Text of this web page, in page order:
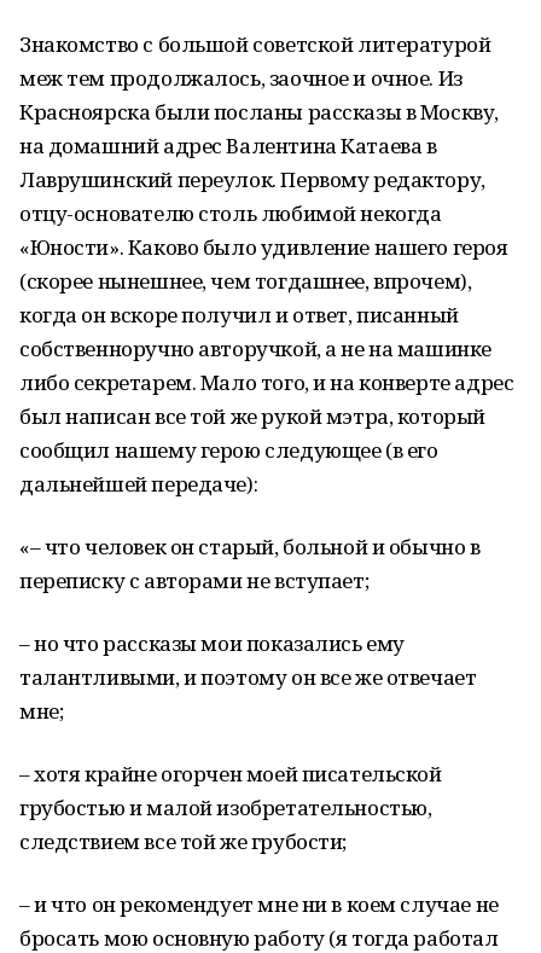
Знакомство с большой советской литературой
меж тем продолжалось, заочное и очное. Из
Красноярска были посланы рассказы в Москву,
на домашний адрес Валентина Катаева в
Лаврушинский переулок. Первому редактору,
отцу-основателю столь любимой некогда
«Юности». Каково было удивление нашего героя
(скорее нынешнее, чем тогдашнее, впрочем),
когда он вскоре получил и ответ, писанный
собственноручно авторучкой, а не на машинке
либо секретарем. Мало того, и на конверте адрес
был написан все той же рукой мэтра, который
сообщил нашему герою следующее (в его
дальнейшей передаче):
«– что человек он старый, больной и обычно в
переписку с авторами не вступает;
– но что рассказы мои показались ему
талантливыми, и поэтому он все же отвечает
мне;
– хотя крайне огорчен моей писательской
грубостью и малой изобретательностью,
следствием все той же грубости;
– и что он рекомендует мне ни в коем случае не
бросать мою основную работу (я тогда работал